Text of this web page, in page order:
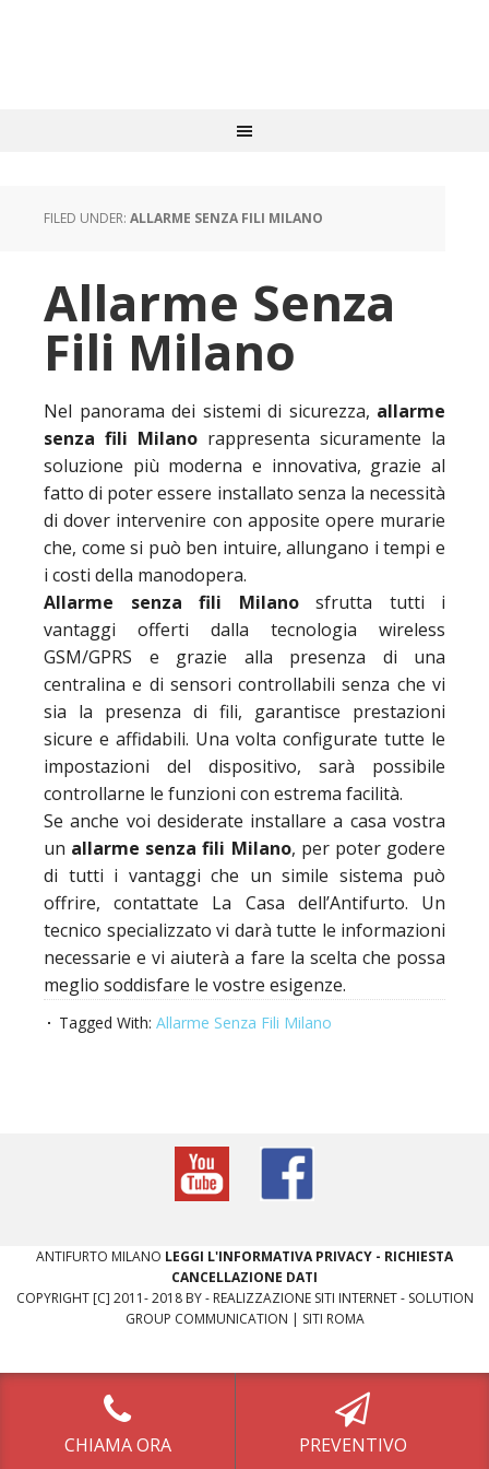
FILED UNDER: ALLARME SENZA FILI MILANO
Allarme Senza
Fili Milano
Nel panorama dei sistemi di sicurezza, allarme
senza fili Milano rappresenta sicuramente la
soluzione più moderna e innovativa, grazie al
fatto di poter essere installato senza la necessità
di dover intervenire con apposite opere murarie
che, come si può ben intuire, allungano i tempi e
i costi della manodopera.
Allarme senza fili Milanosfrutta tutti i
vantaggi offerti dalla tecnologia wireless
GSM/GPRS e grazie alla presenza di una
centralina e di sensori controllabili senza che vi
sia la presenza di fili, garantisce prestazioni
sicure e affidabili. Una volta configurate tutte le
impostazioni del dispositivo, sarà possibile
controllarne le funzioni con estrema facilità.
Se anche voi desiderate installare a casa vostra
un allarme senza fili Milano, per poter godere
di tutti i vantaggi che un simile sistema può
offrire, contattate La Casa dell’Antifurto. Un
tecnico specializzato vi darà tutte le informazioni
necessarie e vi aiuterà a fare la scelta che possa
meglio soddisfare le vostre esigenze.
Tagged With: Allarme Senza Fili Milano
​ANTIFURTO MILANO LEGGI L'INFORMATIVA PRIVACY - RICHIESTA
CANCELLAZIONE DATI
COPYRIGHT [C] 2011- 2018 BY - REALIZZAZIONE SITI INTERNET- SOLUTION
GROUP COMMUNICATION | SITI ROMA
CHIAMA ORA PREVENTIVO